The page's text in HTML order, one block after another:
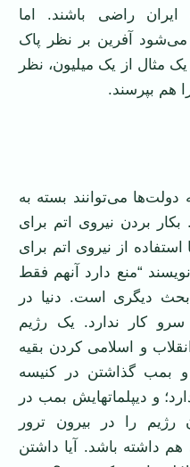
راضی باشند. اما
آفرين بر نظر پاک
مثال از يک ميليون، نظر
هم بپرسند.
می‌توانند بسته به
بردن نيروی اتم برای
از نيروی اتم برای
“منع دارد آنهم فقط
ديگری است. دنيا در
کار ندارد. يک رژيم
و اسلامی کردن بقيه
و بمب گذاشتن در کنيسه
و ديپلماتهايش بمب در
رژيم را در بيرون ترور
داشته باشد. آيا داشتن